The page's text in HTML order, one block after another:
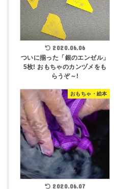
2020.06.06
ついに揃った「銀のエンゼル」
5枚! おもちゃのカンヅメをも
らうぞ～!
おもちゃ・絵本
2020.06.07